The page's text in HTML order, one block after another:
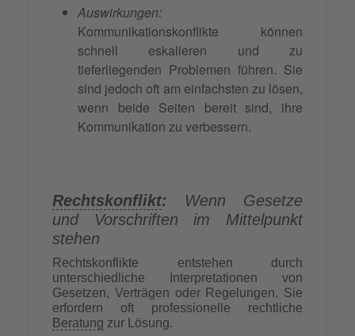
Auswirkungen:
Kommunikationskonflikte können
schnell eskalieren und zu
tieferliegenden Problemen führen. Sie
sind jedoch oft am einfachsten zu lösen,
wenn beide Seiten bereit sind, ihre
Kommunikation zu verbessern.
Rechtskonflikt: Wenn Gesetze
und Vorschriften im Mittelpunkt
stehen
Rechtskonflikte entstehen durch
unterschiedliche Interpretationen von
Gesetzen, Verträgen oder Regelungen. Sie
erfordern oft professionelle rechtliche
Beratung zur Lösung.